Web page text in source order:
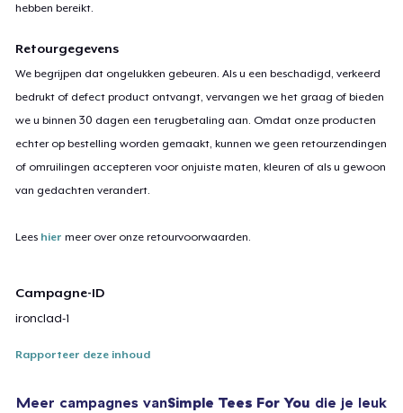
hebben bereikt.
Retourgegevens
We begrijpen dat ongelukken gebeuren. Als u een beschadigd, verkeerd
bedrukt of defect product ontvangt, vervangen we het graag of bieden
we u binnen 30 dagen een terugbetaling aan. Omdat onze producten
echter op bestelling worden gemaakt, kunnen we geen retourzendingen
of omruilingen accepteren voor onjuiste maten, kleuren of als u gewoon
van gedachten verandert.
Lees hier meer over onze retourvoorwaarden.
Campagne-ID
ironclad-1
Rapporteer deze inhoud
Meer campagnes vanSimple Tees For You die je leuk